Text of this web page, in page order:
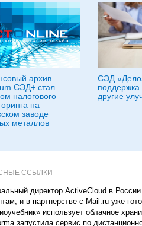
архив
СЭД+ стал
налогового
на
заводе
металлов
СЭД
другие
ССЫЛКИ
директор ActiveCloud в
и в партнерстве с Mail.ru уже
использует облачное
запустила сервис по